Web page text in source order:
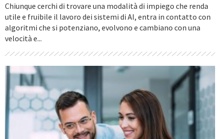
Chiunque cerchi di trovare una modalità di impiego che renda
utile e fruibile il lavoro dei sistemi di AI, entra in contatto con
algoritmi che si potenziano, evolvono e cambiano con una
velocità e...